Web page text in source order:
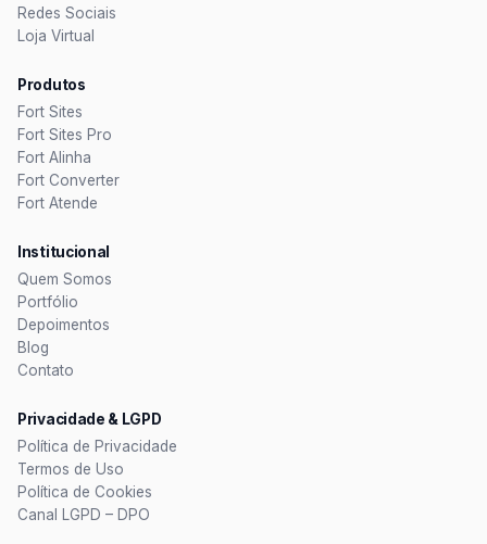
Redes Sociais
Loja Virtual
Produtos
Fort Sites
Fort Sites Pro
Fort Alinha
Fort Converter
Fort Atende
Institucional
Quem Somos
Portfólio
Depoimentos
Blog
Contato
Privacidade & LGPD
Política de Privacidade
Termos de Uso
Política de Cookies
Canal LGPD – DPO